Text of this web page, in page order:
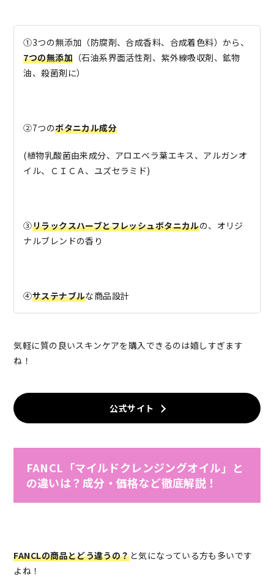
①3つの無添加（防腐剤、合成香料、合成着色料）から、
7つの無添加（石油系界面活性剤、紫外線吸収剤、鉱物
油、殺菌剤に）
②7つのボタニカル成分
(植物乳酸菌由来成分、アロエベラ葉エキス、アルガンオ
イル、ＣＩＣＡ、ユズセラミド)
③リラックスハーブとフレッシュボタニカルの、オリジ
ナルブレンドの香り
④サステナブルな商品設計
気軽に質の良いスキンケアを購入できるのは嬉しすぎます
ね！
公式サイト
FANCL「マイルドクレンジングオイル」と
の違いは？成分・価格など徹底解説！
FANCLの商品とどう違うの？と気になっている方も多いです
よね！